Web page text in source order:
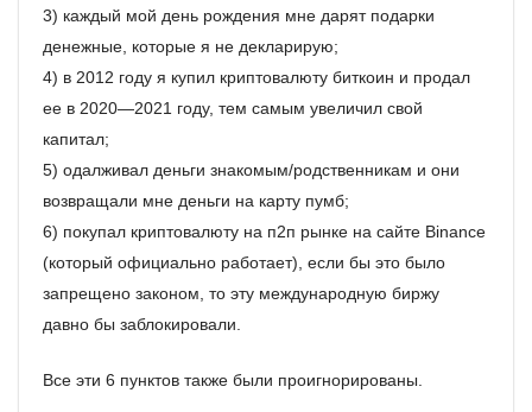
3) каждый мой день рождения мне дарят подарки
денежные, которые я не декларирую;
4) в 2012 году я купил криптовалюту биткоин и продал
ее в 2020—2021 году, тем самым увеличил свой
капитал;
5) одалживал деньги знакомым/родственникам и они
возвращали мне деньги на карту пумб;
6) покупал криптовалюту на п2п рынке на сайте Binance
(который официально работает), если бы это было
запрещено законом, то эту международную биржу
давно бы заблокировали.
Все эти 6 пунктов также были проигнорированы.